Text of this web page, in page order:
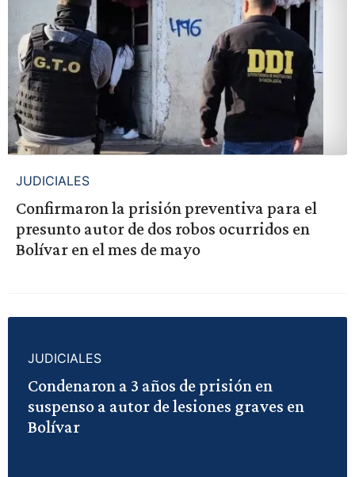
JUDICIALES
Confirmaron la prisión preventiva para el
presunto autor de dos robos ocurridos en
Bolívar en el mes de mayo
JUDICIALES
Condenaron a 3 años de prisión en
suspenso a autor de lesiones graves en
Bolívar